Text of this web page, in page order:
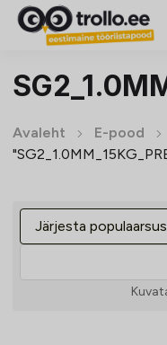
Avaleht E-pood